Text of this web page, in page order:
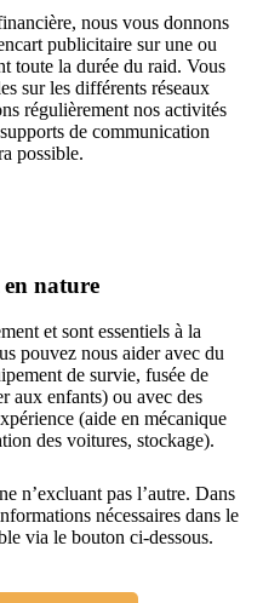
nous vous donnons
publicitaire sur une ou
toute la durée du raid. Vous
sur les différents réseaux
régulièrement nos activités
de communication
possible.
nature
et sont essentiels à la
pouvez nous aider avec du
de survie, fusée de
aux enfants) ou avec des
(aide en mécanique
des voitures, stockage).
n’excluant pas l’autre. Dans
nécessaires dans le
via le bouton ci-dessous.